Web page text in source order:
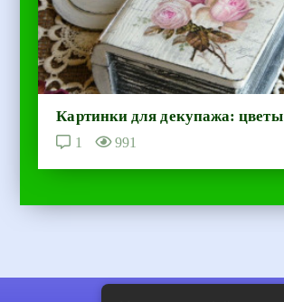
Картинки для декупажа: цветы
1 991